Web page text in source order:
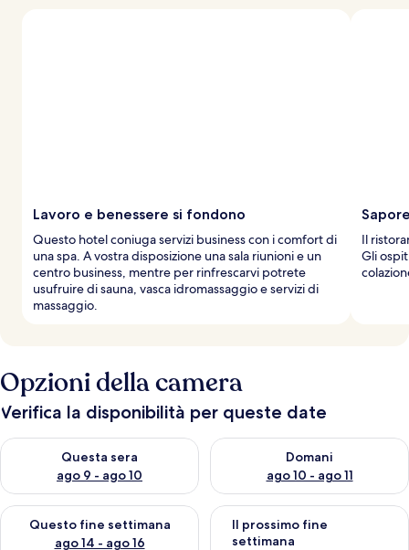
Lavoro e benessere si fondono
Questo hotel coniuga servizi business con i comfort di
una spa. A vostra disposizione una sala riunioni e un
centro business, mentre per rinfrescarvi potrete
usufruire di sauna, vasca idromassaggio e servizi di
massaggio.
Il
Gli
Opzioni della camera
Verifica la disponibilità per queste date
Questa sera
ago 9 - ago 10
Verifica la disponibilità per questa sera, ago 9 - ago 10
Domani
ago 10 - ago 11
Verifica la disponibilità per
Questo fine settimana
ago 14 - ago 16
Verifica la disponibilità per questo fine settimana, ago 14 -
Il prossimo fine
settimana
Verifica la disponibilità per il